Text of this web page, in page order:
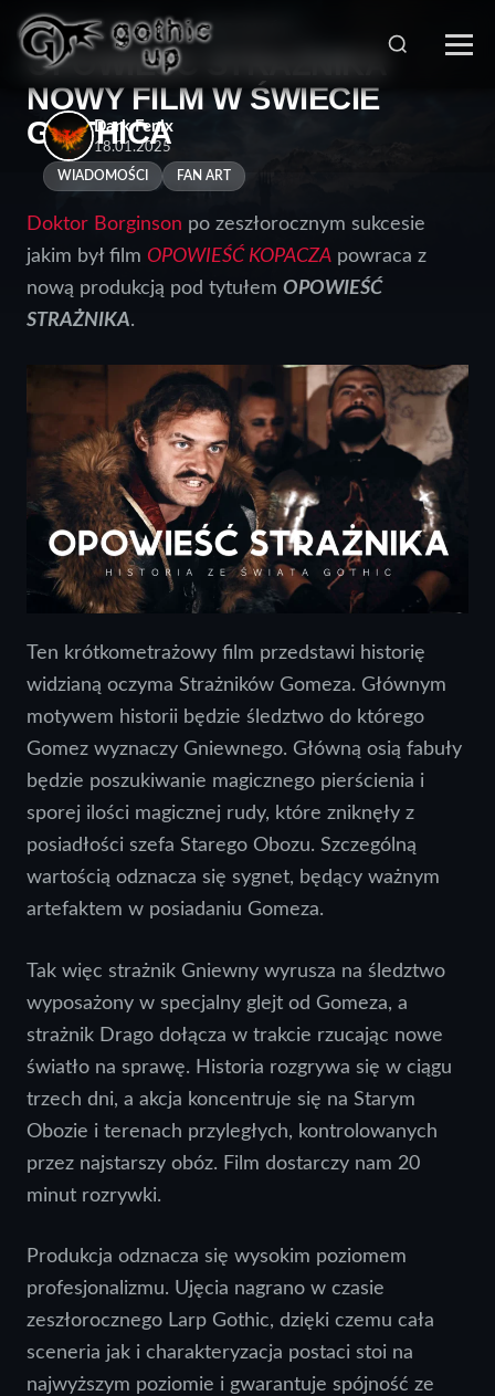
STRONA GŁÓWNA > WIADOMOŚCI
OPOWIEŚĆ STRAŻNIKA
NOWY FILM W ŚWIECIE
GOTHICA
Dark Fenix
18.01.2025
WIADOMOŚCI FAN ART
Doktor Borginson po zeszłorocznym sukcesie
jakim był film OPOWIEŚĆ KOPACZA powraca z
nową produkcją pod tytułem OPOWIEŚĆ
STRAŻNIKA.
Ten krótkometrażowy film przedstawi historię
widzianą oczyma Strażników Gomeza. Głównym
motywem historii będzie śledztwo do którego
Gomez wyznaczy Gniewnego. Główną osią fabuły
będzie poszukiwanie magicznego pierścienia i
sporej ilości magicznej rudy, które zniknęły z
posiadłości szefa Starego Obozu. Szczególną
wartością odznacza się sygnet, będący ważnym
artefaktem w posiadaniu Gomeza.
Tak więc strażnik Gniewny wyrusza na śledztwo
wyposażony w specjalny glejt od Gomeza, a
strażnik Drago dołącza w trakcie rzucając nowe
światło na sprawę. Historia rozgrywa się w ciągu
trzech dni, a akcja koncentruje się na Starym
Obozie i terenach przyległych, kontrolowanych
przez najstarszy obóz. Film dostarczy nam 20
minut rozrywki.
Produkcja odznacza się wysokim poziomem
profesjonalizmu. Ujęcia nagrano w czasie
zeszłorocznego Larp Gothic, dzięki czemu cała
sceneria jak i charakteryzacja postaci stoi na
najwyższym poziomie i gwarantuje spójność ze